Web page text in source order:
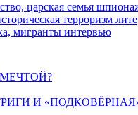
царская семья
терроризм
мигранты интервью
И